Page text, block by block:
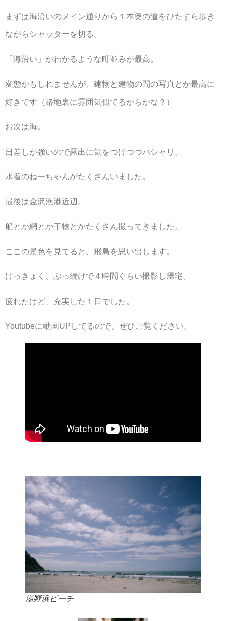
まずは海沿いのメイン通りから１本奥の道をひたすら歩き
ながらシャッターを切る。
「海沿い」がわかるような町並みが最高。
変態かもしれませんが、建物と建物の間の写真とか最高に
好きです（路地裏に雰囲気似てるからかな？）
お次は海。
日差しが強いので露出に気をつけつつパシャリ。
水着のねーちゃんがたくさんいました。
最後は金沢漁港近辺。
船とか網とか干物とかたくさん撮ってきました。
ここの景色を見てると、飛島を思い出します。
けっきょく、ぶっ続けで４時間ぐらい撮影し帰宅。
疲れたけど、充実した１日でした。
Youtubeに動画UPしてるので、ぜひご覧ください。
湯野浜ビーチ